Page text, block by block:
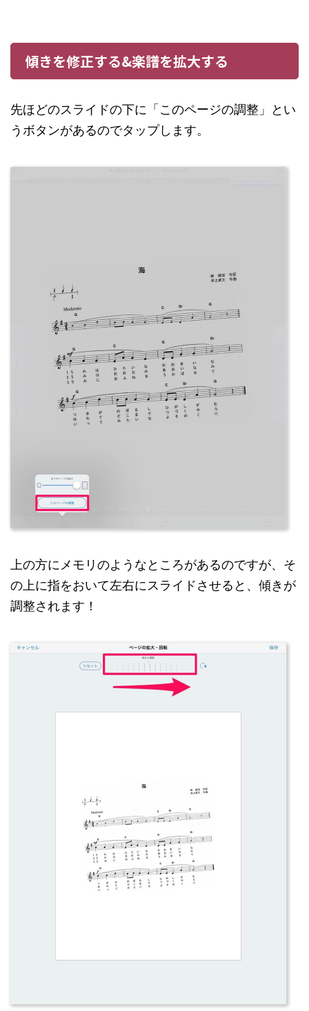
傾きを修正する&楽譜を拡大する
先ほどのスライドの下に「このページの調整」とい
うボタンがあるのでタップします。
上の方にメモリのようなところがあるのですが、そ
の上に指をおいて左右にスライドさせると、傾きが
調整されます！